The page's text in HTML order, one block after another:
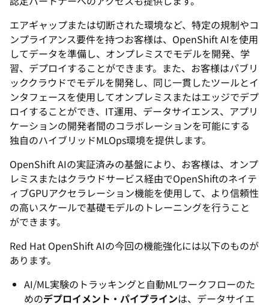
エアギャップまたは切断された環境など、特定の規制やコ
ンプライアンス要件を持つお客様は、OpenShift AIを使用
してデータを準備し、オンプレミスでモデルを開発、学
習、デプロイすることができます。また、お客様はパブリ
ッククラウドでモデルを開発し、同じ一貫したツールとイ
ンタフェースを使用してオンプレミスまたはエッジでデプ
ロイすることができ、IT運用、データサイエンス、アプリ
ケーションの開発者間のコラボレーションを可能にする
独自のハイブリッドMLOps環境を提供します。
OpenShift AIの実証済みの基盤により、お客様は、オンプ
レミスまたはクラウドサービス経由でOpenShiftのネイテ
ィブGPUアクセラレーション機能を使用して、より信頼性
の高いスケールで基礎モデルのトレーニングを行うこと
ができます。
Red Hat OpenShift AIの今回の機能強化には以下のものが
あります。
AI/ML実験のトラッキングと自動MLワークフローのた
めのデプロイメント・パイプラインは、データサイエ